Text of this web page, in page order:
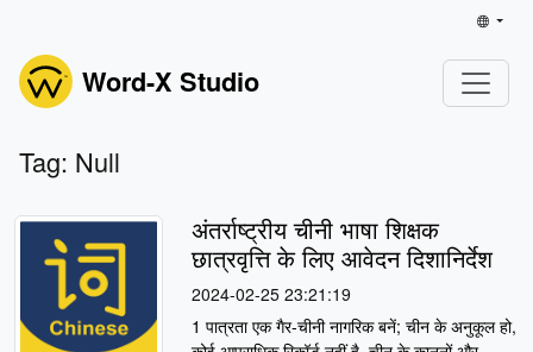
Word-X Studio
Tag: Null
अंतर्राष्ट्रीय चीनी भाषा शिक्षक
छात्रवृत्ति के लिए आवेदन दिशानिर्देश
2024-02-25 23:21:19
1 पात्रता एक गैर-चीनी नागरिक बनें; चीन के अनुकूल हो,